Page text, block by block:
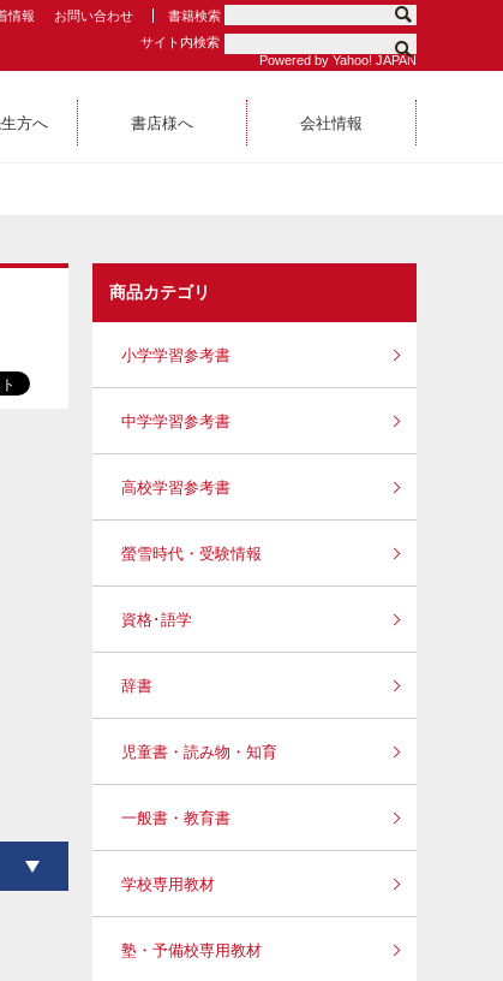
情報 お問い合わせ
書籍検索
サイト内検索
Powered by Yahoo! JAPAN
方へ 書店様へ 会社情報
商品カテゴリ
小学学習参考書
中学学習参考書
高校学習参考書
螢雪時代・受験情報
資格･語学
辞書
児童書・読み物・知育
一般書・教育書
学校専用教材
塾・予備校専用教材